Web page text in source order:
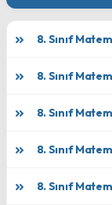
8. Sınıf
8. Sınıf
8. Sınıf
8. Sınıf
8. Sınıf